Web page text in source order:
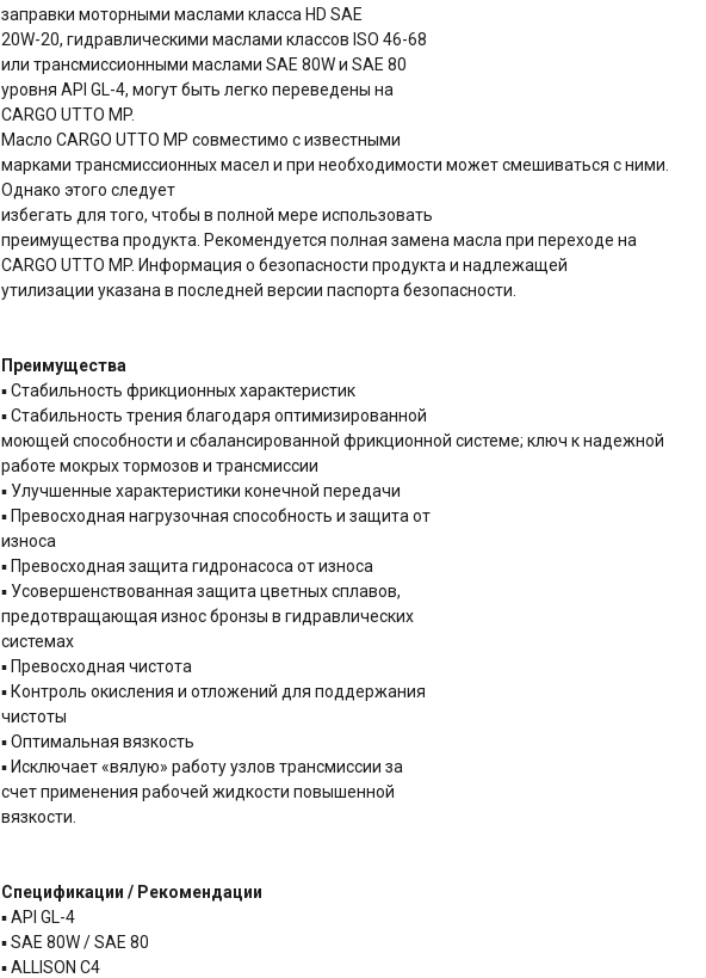
заправки моторными маслами класса HD SAE
20W-20, гидравлическими маслами классов ISO 46-68
или трансмиссионными маслами SAE 80W и SAE 80
уровня API GL-4, могут быть легко переведены на
CARGO UTTO MP.
Масло CARGO UTTO MP совместимо с известными
марками трансмиссионных масел и при необходимости может смешиваться с ними.
Однако этого следует
избегать для того, чтобы в полной мере использовать
преимущества продукта. Рекомендуется полная замена масла при переходе на
CARGO UTTO MP. Информация о безопасности продукта и надлежащей
утилизации указана в последней версии паспорта безопасности.
Преимущества
▪ Стабильность фрикционных характеристик
▪ Стабильность трения благодаря оптимизированной
моющей способности и сбалансированной фрикционной системе; ключ к надежной
работе мокрых тормозов и трансмиссии
▪ Улучшенные характеристики конечной передачи
▪ Превосходная нагрузочная способность и защита от
износа
▪ Превосходная защита гидронасоса от износа
▪ Усовершенствованная защита цветных сплавов,
предотвращающая износ бронзы в гидравлических
системах
▪ Превосходная чистота
▪ Контроль окисления и отложений для поддержания
чистоты
▪ Оптимальная вязкость
▪ Исключает «вялую» работу узлов трансмиссии за
счет применения рабочей жидкости повышенной
вязкости.
Спецификации / Рекомендации
▪ API GL-4
▪ SAE 80W / SAE 80
▪ ALLISON C4